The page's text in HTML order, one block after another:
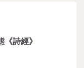
詩經》